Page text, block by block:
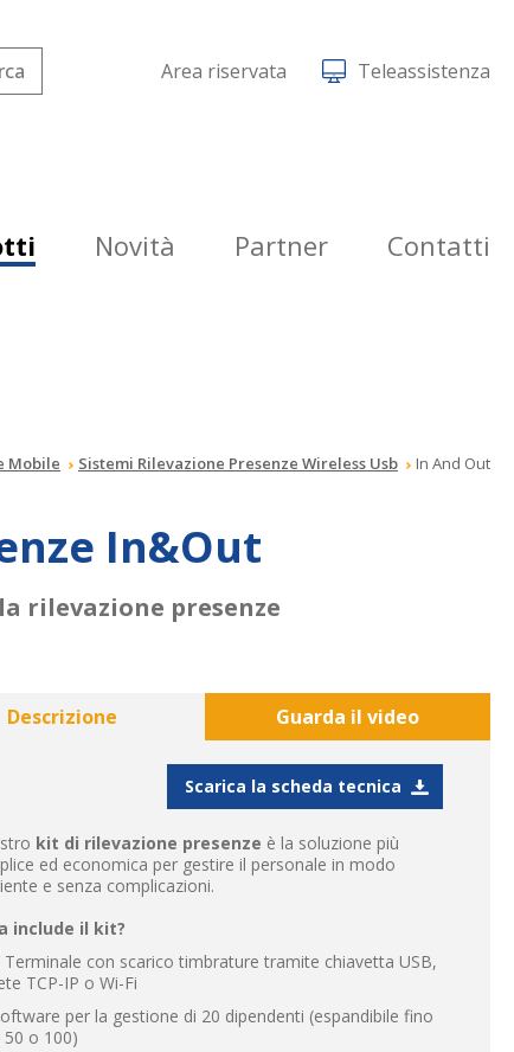
Area riservata Teleassistenza
Novità Partner Contatti
Mobile Sistemi Rilevazione Presenze Wireless Usb In And Out
In&Out
rilevazione presenze
Descrizione Guarda il video
Scarica la scheda tecnica
kit di rilevazione presenze è la soluzione più
ed economica per gestire il personale in modo
e senza complicazioni.
include il kit?
Terminale con scarico timbrature tramite chiavetta USB,
TCP-IP o Wi-Fi
per la gestione di 20 dipendenti (espandibile fino
50 o 100)